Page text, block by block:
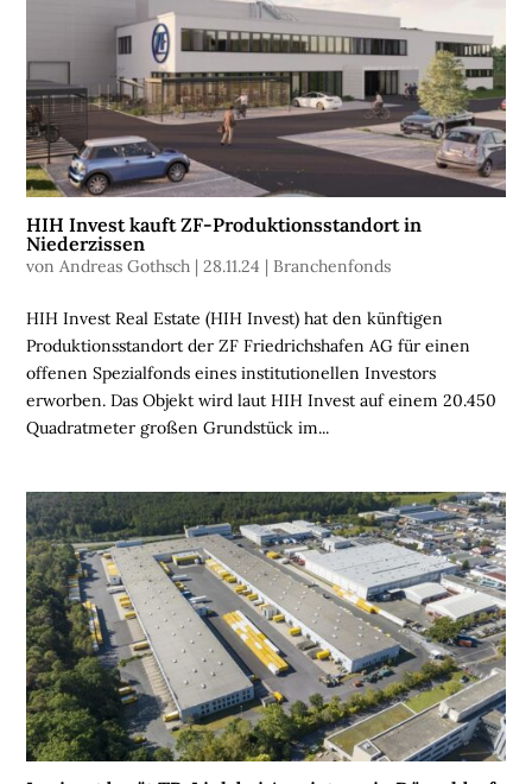
K
R
E
G
I
O
N
E
N
B
R
A
N
C
E
N
F
O
N
D
S
M
E
N
HIH Invest kauft ZF-Produktionsstandort in
Niederzissen
vonAndreas Gothsch |28.11.24 | Branchenfonds
HIH Invest Real Estate (HIH Invest) hat den künftigen
Produktionsstandort der ZF Friedrichshafen AG für einen
offenen Spezialfonds eines institutionellen Investors
erworben. Das Objekt wird laut HIH Invest auf einem 20.450
Quadratmeter großen Grundstück im...